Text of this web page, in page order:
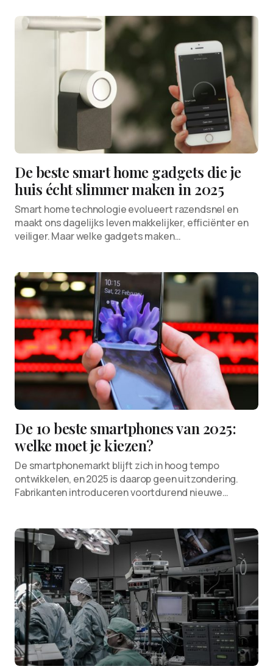
De beste smart home gadgets die je
huis écht slimmer maken in 2025
Smart home technologie evolueert razendsnel en
maakt ons dagelijks leven makkelijker, efficiënter en
veiliger. Maar welke gadgets maken…
De 10 beste smartphones van 2025:
welke moet je kiezen?
De smartphonemarkt blijft zich in hoog tempo
ontwikkelen, en 2025 is daarop geen uitzondering.
Fabrikanten introduceren voortdurend nieuwe…